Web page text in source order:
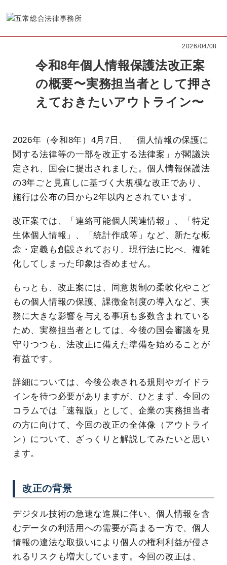
2026/04/08
令和8年個人情報保護法改正案
の概要〜実務担当者として押さ
えておきたいアウトライン〜
2026年（令和8年）4月7日、「個人情報の保護に
関する法律等の一部を改正する法律案」が閣議決
定され、国会に提出されました。個人情報保護法
の3年ごと見直しに基づく大規模な改正であり、
施行は公布の日から2年以内とされています。
改正案では、「連絡可能個人関連情報」、「特定
生体個人情報」、「統計作成等」など、新たな概
念・定義も創設されており、現行法に比べ、複雑
化してしまった印象は否めません。
もっとも、改正案には、同意規制の柔軟化やこど
もの個人情報の保護、課徴金制度の導入など、実
務に大きな影響を与える事項も多数含まれている
ため、実務担当者としては、今後の国会審議を見
守りつつも、法改正に備えた準備を始めることが
有益です。
詳細については、今後公表される規則やガイドラ
インを待つ必要がありますが、ひとまず、今回の
コラムでは「速報版」として、企業の実務担当者
の方に向けて、今回の改正の全体像（アウトライ
ン）について、ざっくりと解説してみたいと思い
ます。
改正の背景
デジタル技術の急速な進展に伴い、個人情報を含
むデータの利活用への需要が高まる一方で、個人
情報の違法な取扱いにより個人の権利利益が侵さ
れるリスクも増大しています。今回の改正は、